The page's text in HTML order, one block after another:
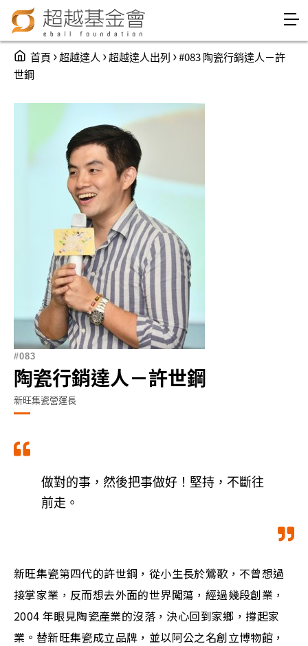
Jump to Navigation
Jump to Main content
You are here
首頁 ›超越達人 ›超越達人出列 ›#083 陶瓷行銷達人－許
世鋼
083
陶瓷行銷達人－許世鋼
新旺集瓷營運長
做對的事，然後把事做好！堅持，不斷往
前走。
新旺集瓷第四代的許世鋼，從小生長於鶯歌，不曾想過
接掌家業，反而想去外面的世界闖蕩，經過幾段創業，
2004 年眼見陶瓷產業的沒落，決心回到家鄉，撐起家
業。替新旺集瓷成立品牌，並以阿公之名創立博物館，